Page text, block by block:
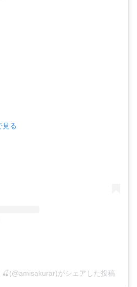
る
がシェアした投稿